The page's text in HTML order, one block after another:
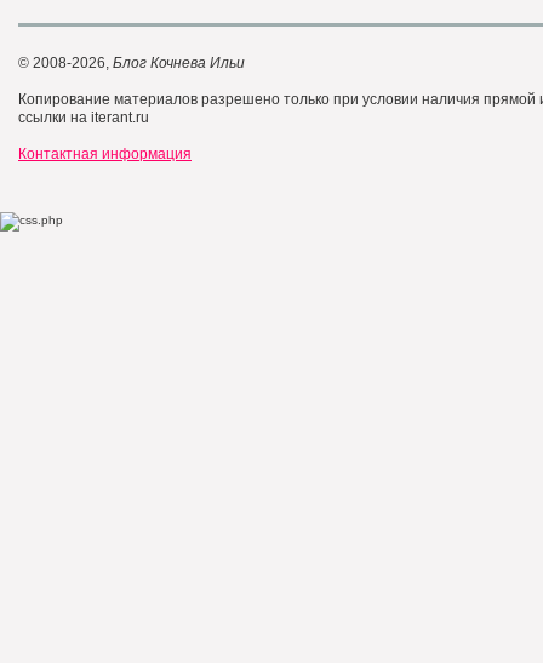
© 2008-2026, Блог Кочнева Ильи
Копирование материалов разрешено только при условии наличия прямой
ссылки на iterant.ru
Контактная информация